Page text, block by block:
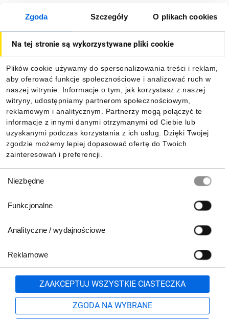
Zgoda Szczegóły O plikach cookies
Na tej stronie są wykorzystywane pliki cookie
Plików cookie używamy do spersonalizowania treści i reklam,
aby oferować funkcje społecznościowe i analizować ruch w
naszej witrynie. Informacje o tym, jak korzystasz z naszej
witryny, udostępniamy partnerom społecznościowym,
reklamowym i analitycznym. Partnerzy mogą połączyć te
informacje z innymi danymi otrzymanymi od Ciebie lub
uzyskanymi podczas korzystania z ich usług. Dzięki Twojej
zgodzie możemy lepiej dopasować ofertę do Twoich
zainteresowań i preferencji.
zgody
Niezbędne
Funkcjonalne
Analityczne / wydajnościowe
Reklamowe
ZAAKCEPTUJ WSZYSTKIE CIASTECZKA
ZGODA NA WYBRANE
O firmie
Informacje
Pobierz naszą aplikację mobilną:
801 500 700 lub
71 37 61 600
Formularz kontaktowy